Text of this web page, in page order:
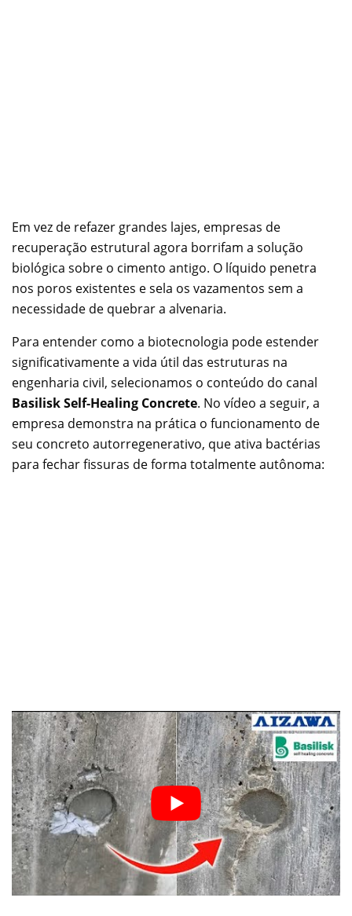
Em vez de refazer grandes lajes, empresas de
recuperação estrutural agora borrifam a solução
biológica sobre o cimento antigo. O líquido penetra
nos poros existentes e sela os vazamentos sem a
necessidade de quebrar a alvenaria.
Para entender como a biotecnologia pode estender
significativamente a vida útil das estruturas na
engenharia civil, selecionamos o conteúdo do canal
Basilisk Self-Healing Concrete. No vídeo a seguir, a
empresa demonstra na prática o funcionamento de
seu concreto autorregenerativo, que ativa bactérias
para fechar fissuras de forma totalmente autônoma: